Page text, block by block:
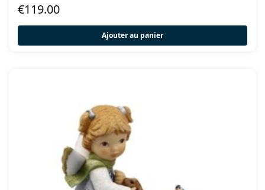
€119.00
Ajouter au panier